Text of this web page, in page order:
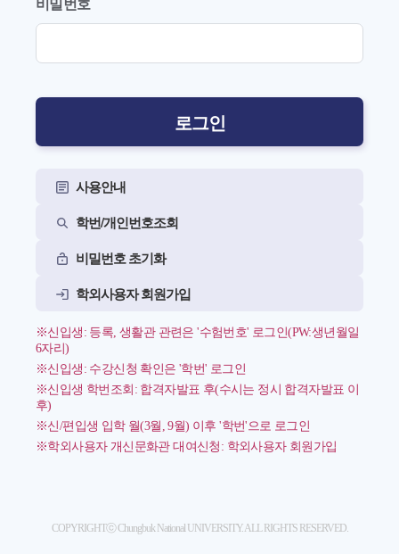
로그인
사용안내
학번/개인번호조회
비밀번호 초기화
학외사용자 회원가입
※신입생: 등록, 생활관 관련은 '수험번호' 로그인(PW:생년월일
6자리)
※신입생: 수강신청 확인은 '학번' 로그인
※신입생 학번조회: 합격자발표 후(수시는 정시 합격자발표 이
후)
※신/편입생 입학 월(3월, 9월) 이후 '학번'으로 로그인
※학외사용자 개신문화관 대여신청: 학외사용자 회원가입
COPYRIGHTⓒ Chungbuk National UNIVERSITY. ALL RIGHTS RESERVED.